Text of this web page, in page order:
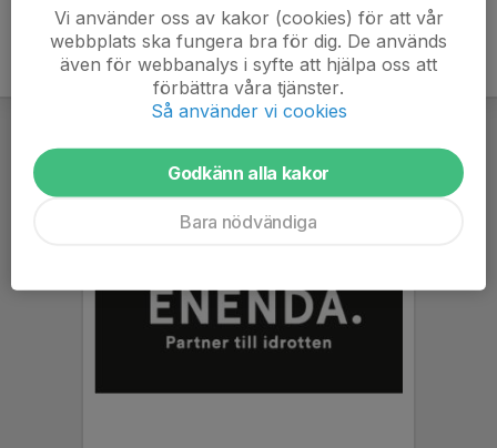
Vi använder oss av kakor (cookies) för att vår
webbplats ska fungera bra för dig. De används
även för webbanalys i syfte att hjälpa oss att
förbättra våra tjänster.
Så använder vi cookies
Godkänn alla kakor
Bara nödvändiga